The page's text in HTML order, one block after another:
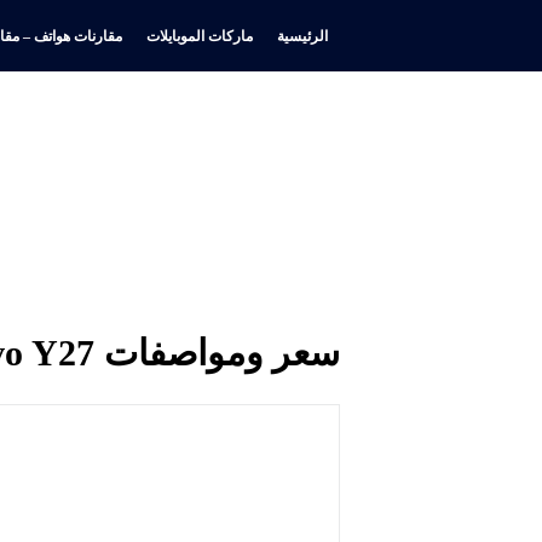
الرئيسية ماركات الموبايلات مقارنات هواتف –
سعر ومواصفات Vivo Y27